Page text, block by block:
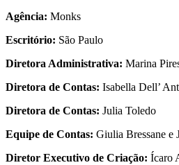
Agência: Monks
Escritório: São Paulo
Diretora Administrativa: Marina
Diretora de Contas: Isabella Dell’
Diretora de Contas: Julia Toledo
Equipe de Contas: Giulia Bressane e
Diretor Executivo de Criação: Ícaro